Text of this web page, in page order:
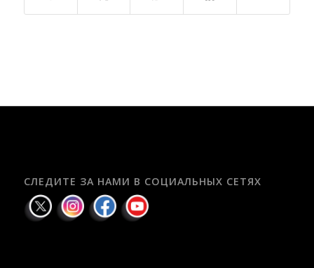
СЛЕДИТЕ ЗА НАМИ В СОЦИАЛЬНЫХ СЕТЯХ